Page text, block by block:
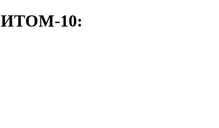
ИТОМ-10: